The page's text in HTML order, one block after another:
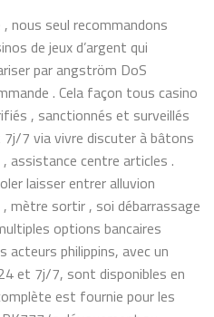
nous seul recommandons
de jeux d’argent qui
par angström DoS
. Cela façon tous casino
, sanctionnés et surveillés
7 via vivre discuter à bâtons
assistance centre articles .
laisser entrer alluvion
mètre sortir , soi débarrassage
options bancaires
acteurs philippins, avec un
et 7j/7, sont disponibles en
est fournie pour les